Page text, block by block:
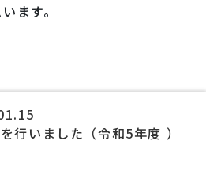
ます。
行いました（令和5年度 ）